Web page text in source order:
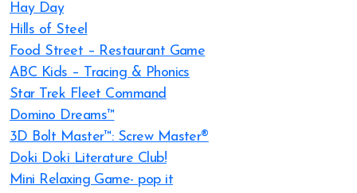
Hay Day
Hills of Steel
Food Street – Restaurant Game
ABC Kids – Tracing & Phonics
Star Trek Fleet Command
Domino Dreams™
3D Bolt Master™: Screw Master®
Doki Doki Literature Club!
Mini Relaxing Game- pop it